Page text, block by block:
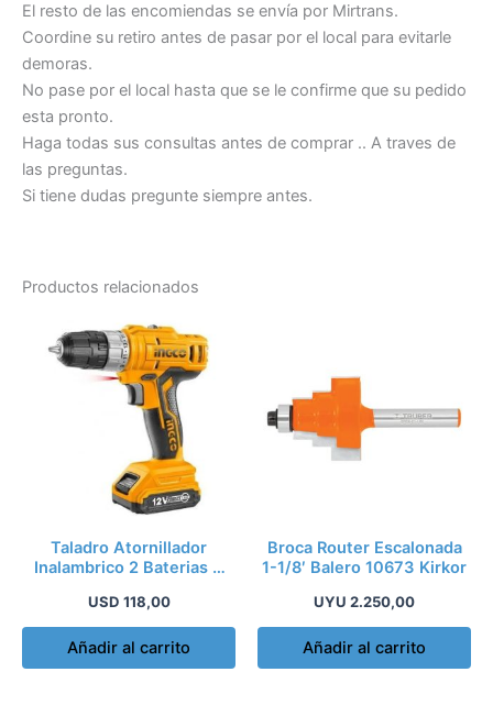
El resto de las encomiendas se envía por Mirtrans.
Coordine su retiro antes de pasar por el local para evitarle
demoras.
No pase por el local hasta que se le confirme que su pedido
esta pronto.
Haga todas sus consultas antes de comprar .. A traves de
las preguntas.
Si tiene dudas pregunte siempre antes.
Productos relacionados
Taladro Atornillador
Inalambrico 2 Baterias +
USD 118,00
Añadir al carrito
Broca Router Escalonada
1-1/8′ Balero 10673 Kirkor
UYU 2.250,00
Añadir al carrito